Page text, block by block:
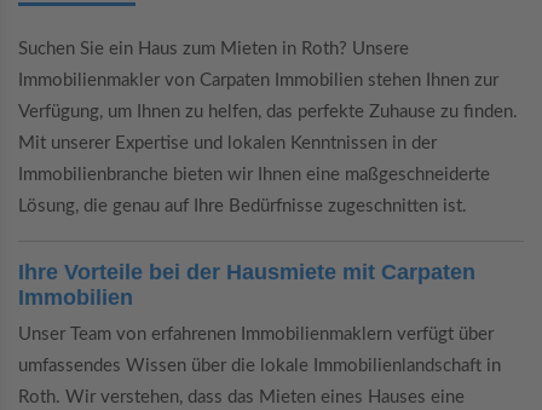
Suchen Sie ein Haus zum Mieten in Roth? Unsere
Immobilienmakler von Carpaten Immobilien stehen Ihnen zur
Verfügung, um Ihnen zu helfen, das perfekte Zuhause zu finden.
Mit unserer Expertise und lokalen Kenntnissen in der
Immobilienbranche bieten wir Ihnen eine maßgeschneiderte
Lösung, die genau auf Ihre Bedürfnisse zugeschnitten ist.
Ihre Vorteile bei der Hausmiete mit Carpaten
Immobilien
Unser Team von erfahrenen Immobilienmaklern verfügt über
umfassendes Wissen über die lokale Immobilienlandschaft in
Roth. Wir verstehen, dass das Mieten eines Hauses eine